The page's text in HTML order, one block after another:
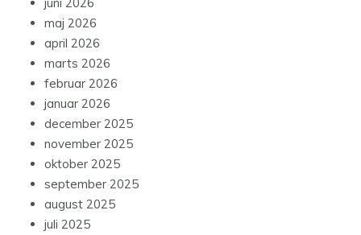
maj 2026
april 2026
marts 2026
februar 2026
januar 2026
december 2025
november 2025
oktober 2025
september 2025
august 2025
juli 2025